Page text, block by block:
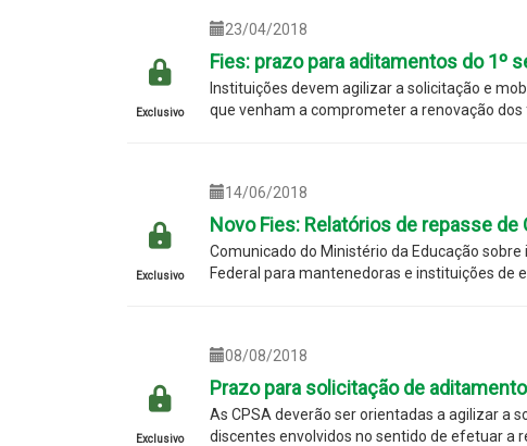
Exclusivo
23/04/2018
Fies: prazo para aditamentos do 1º
Instituições devem agilizar a solicitação e
que venham a comprometer a renovação
Exclusivo
14/06/2018
Novo Fies: Relatórios de repasse de
Comunicado do Ministério da Educação
Federal para mantenedoras e instituições de
Exclusivo
08/08/2018
Prazo para solicitação de
As CPSA deverão ser orientadas a agilizar a
discentes envolvidos no sentido de efetuar a